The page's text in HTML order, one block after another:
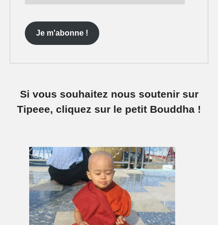
Je m'abonne !
Si vous souhaitez nous soutenir sur
Tipeee, cliquez sur le petit Bouddha !